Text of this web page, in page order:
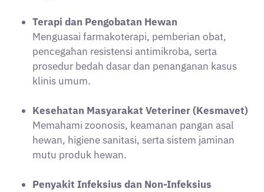
Terapi dan Pengobatan Hewan
Menguasai farmakoterapi, pemberian obat,
pencegahan resistensi antimikroba, serta
prosedur bedah dasar dan penanganan kasus
klinis umum.
Kesehatan Masyarakat Veteriner (Kesmavet)
Memahami zoonosis, keamanan pangan asal
hewan, higiene sanitasi, serta sistem jaminan
mutu produk hewan.
Penyakit Infeksius dan Non-Infeksius